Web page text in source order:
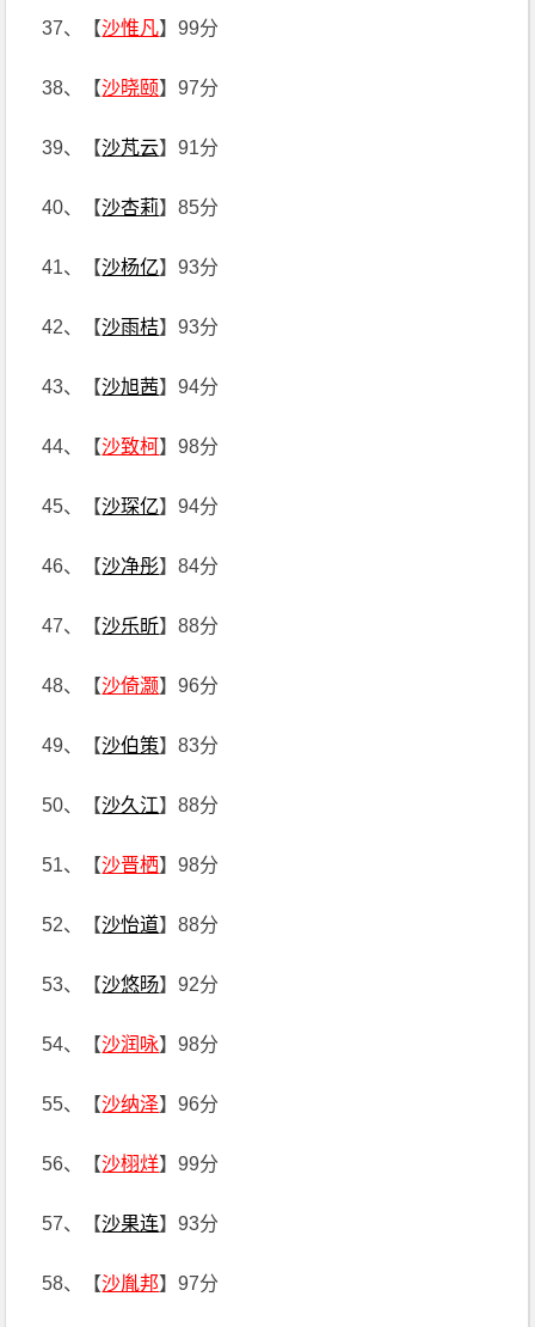
37、【沙惟凡】99分
38、【沙晓颐】97分
39、【沙芃云】91分
40、【沙杏莉】85分
41、【沙杨亿】93分
42、【沙雨桔】93分
43、【沙旭茜】94分
44、【沙致柯】98分
45、【沙琛亿】94分
46、【沙净彤】84分
47、【沙乐昕】88分
48、【沙倚灏】96分
49、【沙伯策】83分
50、【沙久江】88分
51、【沙晋栖】98分
52、【沙怡道】88分
53、【沙悠旸】92分
54、【沙润咏】98分
55、【沙纳泽】96分
56、【沙栩烊】99分
57、【沙果连】93分
58、【沙胤邦】97分